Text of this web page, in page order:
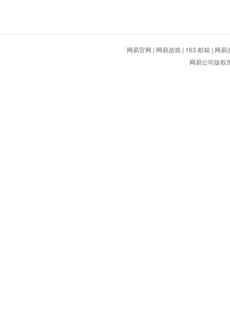
网易官网 | 网易游戏| 163 邮箱 | 网易
网易公司版